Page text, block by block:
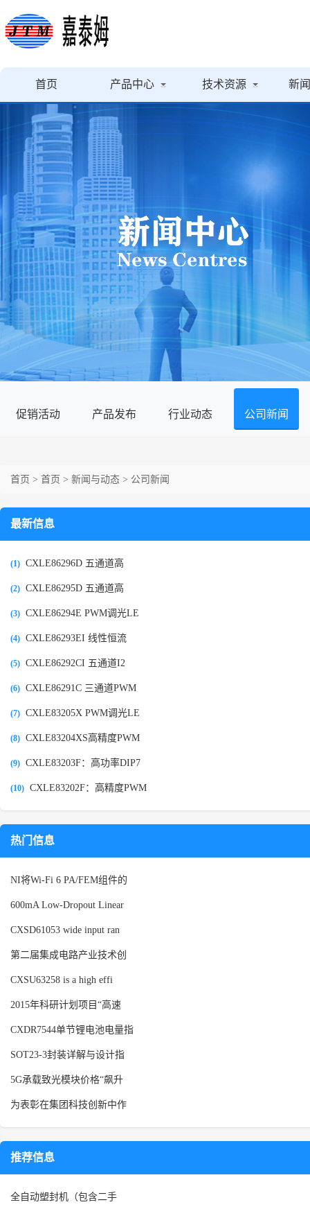
首页 产品中心 技术资源 新
促销活动 产品发布 行业动态 公司新闻
首页 > 首页 > 新闻与动态 > 公司新闻
最新信息
(1) CXLE86296D 五通道高
(2) CXLE86295D 五通道高
(3) CXLE86294E PWM调光LE
(4) CXLE86293EI 线性恒流
(5) CXLE86292CI 五通道I2
(6) CXLE86291C 三通道PWM
(7) CXLE83205X PWM调光LE
(8) CXLE83204XS高精度PWM
(9) CXLE83203F：高功率DIP7
(10) CXLE83202F：高精度PWM
热门信息
NI将Wi-Fi 6 PA/FEM组件的
600mA Low-Dropout Linear
CXSD61053 wide input ran
第二届集成电路产业技术创
CXSU63258 is a high effi
2015年科研计划项目“高速
CXDR7544单节锂电池电量指
SOT23-3封装详解与设计指
5G承载致光模块价格“飙升
为表彰在集团科技创新中作
推荐信息
全自动塑封机（包含二手